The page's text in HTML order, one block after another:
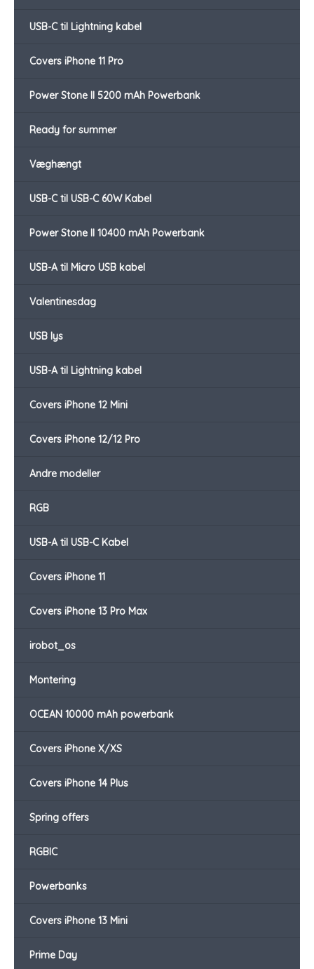
USB-C til Lightning kabel
Covers iPhone 11 Pro
Power Stone II 5200 mAh Powerbank
Ready for summer
Væghængt
USB-C til USB-C 60W Kabel
Power Stone II 10400 mAh Powerbank
USB-A til Micro USB kabel
Valentinesdag
USB lys
USB-A til Lightning kabel
Covers iPhone 12 Mini
Covers iPhone 12/12 Pro
Andre modeller
RGB
USB-A til USB-C Kabel
Covers iPhone 11
Covers iPhone 13 Pro Max
irobot_os
Montering
OCEAN 10000 mAh powerbank
Covers iPhone X/XS
Covers iPhone 14 Plus
Spring offers
RGBIC
Powerbanks
Covers iPhone 13 Mini
Prime Day